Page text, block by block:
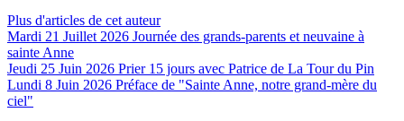
Plus d'articles de cet auteur
Mardi 21 Juillet 2026 Journée des grands-parents et neuvaine à
sainte Anne
Jeudi 25 Juin 2026 Prier 15 jours avec Patrice de La Tour du Pin
Lundi 8 Juin 2026 Préface de "Sainte Anne, notre grand-mère du
ciel"